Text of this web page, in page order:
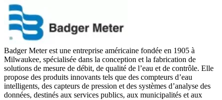
Badger Meter est une entreprise américaine fondée en 1905 à
Milwaukee, spécialisée dans la conception et la fabrication de
solutions de mesure de débit, de qualité de l’eau et de contrôle. Elle
propose des produits innovants tels que des compteurs d’eau
intelligents, des capteurs de pression et des systèmes d’analyse des
données, destinés aux services publics, aux municipalités et aux